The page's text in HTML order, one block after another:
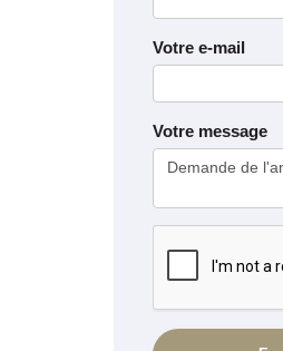
Votre e-mail
Votre message